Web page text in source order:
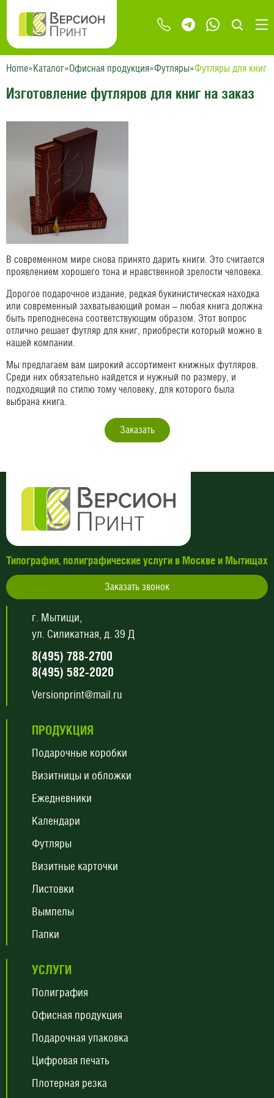
Home»Каталог»Офисная продукция»Футляры»Футляры для книг
Изготовление футляров для книг на заказ
В современном мире снова принято дарить книги. Это считается
проявлением хорошего тона и нравственной зрелости человека.
Дорогое подарочное издание, редкая букинистическая находка
или современный захватывающий роман – любая книга должна
быть преподнесена соответствующим образом. Этот вопрос
отлично решает футляр для книг, приобрести который можно в
нашей компании.
Мы предлагаем вам широкий ассортимент книжных футляров.
Среди них обязательно найдется и нужный по размеру, и
подходящий по стилю тому человеку, для которого была
выбрана книга.
Заказать
Типография, полиграфические услуги в Москве и Мытищах
Заказать звонок
г. Мытищи,
ул. Силикатная, д. 39 Д
8(495) 788-2700
8(495) 582-2020
Versionprint@mail.ru
ПРОДУКЦИЯ
Подарочные коробки
Визитницы и обложки
Ежедневники
Календари
Футляры
Визитные карточки
Листовки
Вымпелы
Папки
УСЛУГИ
Полиграфия
Офисная продукция
Подарочная упаковка
Цифровая печать
Плотерная резка